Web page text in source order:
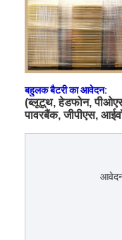
बहुलक बैटरी का आवेदन:
(ब्लूटूथ, हेडफोन,
पावरबैंक, जीपीएस,